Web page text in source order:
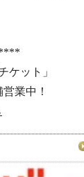
ケット」
業中！